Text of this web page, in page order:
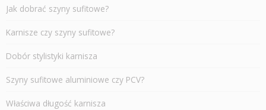
Jak dobrać szyny sufitowe?
Karnisze czy szyny sufitowe?
Dobór stylistyki karnisza
Szyny sufitowe aluminiowe czy PCV?
Właściwa długość karnisza